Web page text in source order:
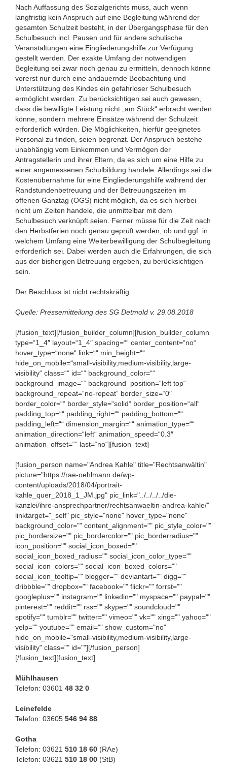
Nach Auffassung des Sozialgerichts muss, auch wenn
langfristig kein Anspruch auf eine Begleitung während der
gesamten Schulzeit besteht, in der Übergangsphase für den
Schulbesuch incl. Pausen und für andere schulische
Veranstaltungen eine Eingliederungshilfe zur Verfügung
gestellt werden. Der exakte Umfang der notwendigen
Begleitung sei zwar noch genau zu ermitteln, dennoch könne
vorerst nur durch eine andauernde Beobachtung und
Unterstützung des Kindes ein gefahrloser Schulbesuch
ermöglicht werden. Zu berücksichtigen sei auch gewesen,
dass die bewilligte Leistung nicht „am Stück“ erbracht werden
könne, sondern mehrere Einsätze während der Schulzeit
erforderlich würden. Die Möglichkeiten, hierfür geeignetes
Personal zu finden, seien begrenzt. Der Anspruch bestehe
unabhängig vom Einkommen und Vermögen der
Antragstellerin und ihrer Eltern, da es sich um eine Hilfe zu
einer angemessenen Schulbildung handele. Allerdings sei die
Kostenübernahme für eine Eingliederungshilfe während der
Randstundenbetreuung und der Betreuungszeiten im
offenen Ganztag (OGS) nicht möglich, da es sich hierbei
nicht um Zeiten handele, die unmittelbar mit dem
Schulbesuch verknüpft seien. Ferner müsse für die Zeit nach
den Herbstferien noch genau geprüft werden, ob und ggf. in
welchem Umfang eine Weiterbewilligung der Schulbegleitung
erforderlich sei. Dabei werden auch die Erfahrungen, die sich
aus der bisherigen Betreuung ergeben, zu berücksichtigen
sein.
Der Beschluss ist nicht rechtskräftig.
Quelle: Pressemitteilung des SG Detmold v. 29.08.2018
[/fusion_text][/fusion_builder_column][fusion_builder_column
type=“1_4″ layout=“1_4″ spacing=““ center_content=“no“
hover_type=“none“ link=““ min_height=““
hide_on_mobile=“small-visibility,medium-visibility,large-
visibility“ class=““ id=““ background_color=““
background_image=““ background_position=“left top“
background_repeat=“no-repeat“ border_size=“0″
border_color=““ border_style=“solid“ border_position=“all“
padding_top=““ padding_right=““ padding_bottom=““
padding_left=““ dimension_margin=““ animation_type=““
animation_direction=“left“ animation_speed=“0.3″
animation_offset=““ last=“no“][fusion_text]
[fusion_person name="Andrea Kahle" title="Rechtsanwältin"
picture="https://rae-oehlmann.de/wp-
content/uploads/2018/04/portrait-
kahle_quer_2018_1_JM.jpg" pic_link="../../../../die-
kanzlei/ihre-ansprechpartner/rechtsanwaeltin-andrea-kahle/"
linktarget="_self" pic_style="none" hover_type="none"
background_color="" content_alignment="" pic_style_color=""
pic_bordersize="" pic_bordercolor="" pic_borderradius=""
icon_position="" social_icon_boxed=""
social_icon_boxed_radius="" social_icon_color_type=""
social_icon_colors="" social_icon_boxed_colors=""
social_icon_tooltip="" blogger="" deviantart="" digg=""
dribbble="" dropbox="" facebook="" flickr="" forrst=""
googleplus="" instagram="" linkedin="" myspace="" paypal=""
pinterest="" reddit="" rss="" skype="" soundcloud=""
spotify="" tumblr="" twitter="" vimeo="" vk="" xing="" yahoo=""
yelp="" youtube="" email="" show_custom="no"
hide_on_mobile="small-visibility,medium-visibility,large-
visibility" class="" id=""][/fusion_person]
[/fusion_text][fusion_text]
Mühlhausen
Telefon: 03601 48 32 0
Leinefelde
Telefon: 03605 546 94 88
Gotha
Telefon: 03621 510 18 60 (RAe)
Telefon: 03621 510 18 00 (StB)